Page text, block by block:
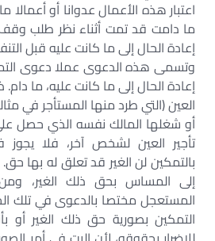
اعتبار هذه الأعمال عدوانا أو أعمالا
ما دامت قد تمت أثناء نظر طلب
إعادة الحال إلى ما كانت عليه قبل
وتسمى هذه الدعوى عملا دعوى
إعادة الحال إلى ما كانت عليه، ما
العين (التي طرد منها المستأجر في
أو شغلها المالك نفسه الذي حصل
تأجير العين لشخص آخر، فلا
بالتمكين لن الغير قد تعلق له بها
إلى المساس بحق ذلك الغير،
المستعجل مختصا بالدعوى في تلك
التمكين بصورية حق ذلك الغير أو